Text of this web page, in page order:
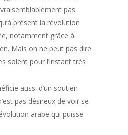
pas
présent la révolution
notamment grâce à
Mais on ne peut pas dire
soient pour l’instant très
aussi d’un soutien
pas désireux de voir se
arabe qui puisse